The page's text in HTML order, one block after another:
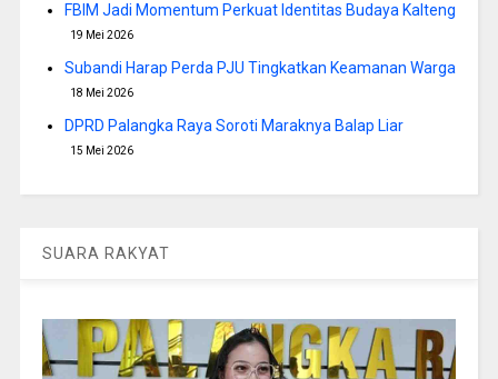
FBIM Jadi Momentum Perkuat Identitas Budaya Kalteng
19 Mei 2026
Subandi Harap Perda PJU Tingkatkan Keamanan Warga
18 Mei 2026
DPRD Palangka Raya Soroti Maraknya Balap Liar
15 Mei 2026
SUARA RAKYAT